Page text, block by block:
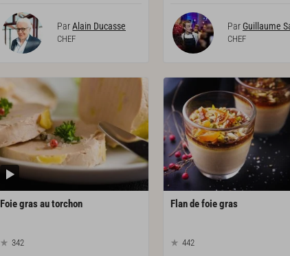
ParAlain Ducasse
CHEF
ParGuillaume
CHEF
Foiegrasautorchon
342
Flandefoiegras
442